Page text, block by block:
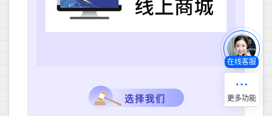
选择我们
在线客服